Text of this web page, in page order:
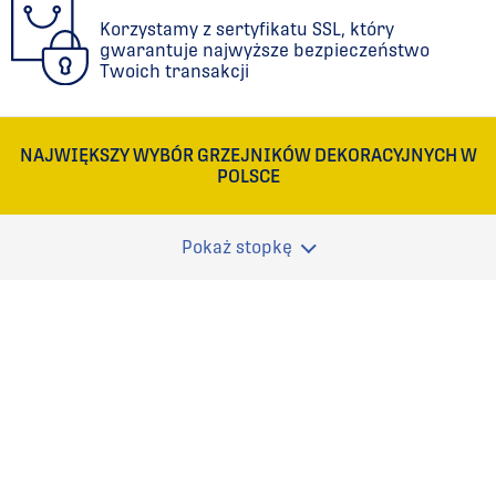
Korzystamy z sertyfikatu SSL, który
gwarantuje najwyższe bezpieczeństwo
Twoich transakcji
NAJWIĘKSZY WYBÓR GRZEJNIKÓW DEKORACYJNYCH W
POLSCE
Pokaż stopkę